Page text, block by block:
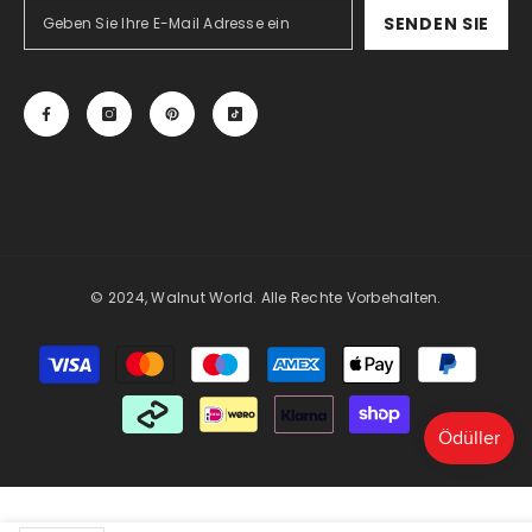
SENDEN SIE
© 2024, Walnut World. Alle Rechte Vorbehalten.
Zahlungsmöglichkeiten